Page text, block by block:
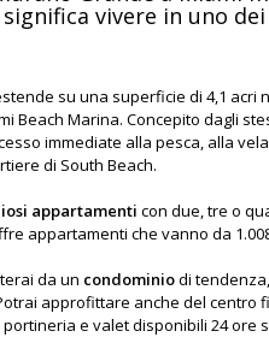
vivere in uno
su una superficie di 4,1 acri
Beach Marina. Concepito dagli
immediate alla pesca, alla
di South Beach.
appartamenti con due, tre o
appartamenti che vanno da
da un condominiodi
approfittare anche del centro
e valet disponibili 24 ore